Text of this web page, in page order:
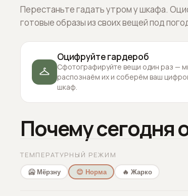
Перестаньте гадать утром у шкафа.
готовые образы из своих вещей под
Оцифруйте гардероб
Сфотографируйте вещи один раз —
распознаём их и соберём ваш
шкаф.
Почему сегодня
ТЕМПЕРАТУРНЫЙ РЕЖИМ
🥶 Мёрзну 😊 Норма 🔥 Жарко